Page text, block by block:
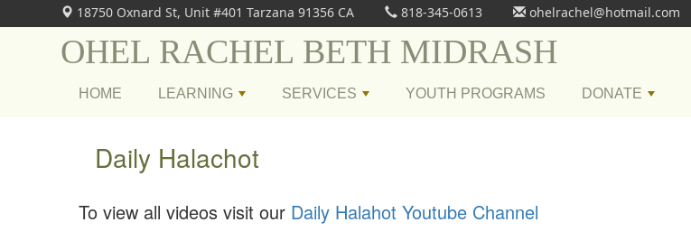
18750 Oxnard St, Unit #401 Tarzana 91356 CA 818-345-0613 ohelrachel@hotmail.com
OHEL RACHEL BETH MIDRASH
HOME LEARNING SERVICES YOUTH PROGRAMS DONATE
Daily Halachot
To view all videos visit our Daily Halahot Youtube Channel